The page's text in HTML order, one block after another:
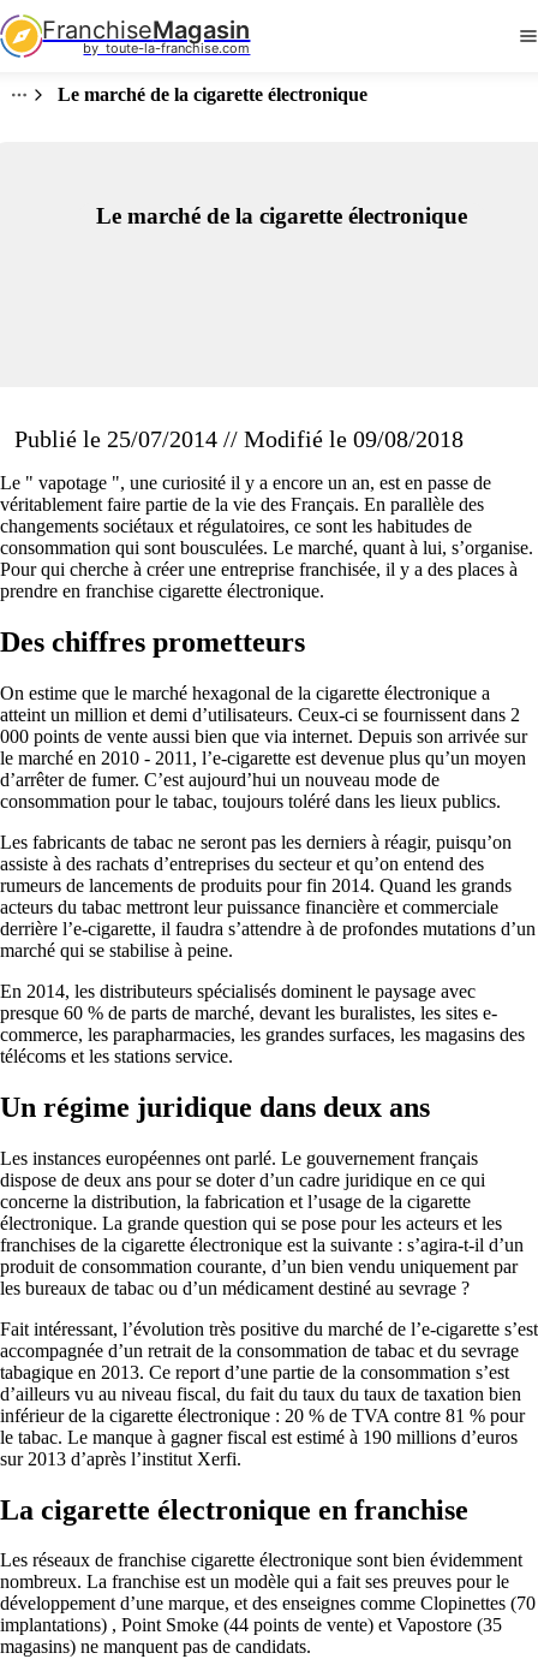
FranchiseMagasin
by  toute-la-franchise.com
Le marché de la cigarette électronique
Le marché de la cigarette électronique
Publié le 25/07/2014 // Modifié le 09/08/2018
Le " vapotage ", une curiosité il y a encore un an, est en passe de
véritablement faire partie de la vie des Français. En parallèle des
changements sociétaux et régulatoires, ce sont les habitudes de
consommation qui sont bousculées. Le marché, quant à lui, s’organise.
Pour qui cherche à créer une entreprise franchisée, il y a des places à
prendre en franchise cigarette électronique.
Des chiffres prometteurs
On estime que le marché hexagonal de la cigarette électronique a
atteint un million et demi d’utilisateurs. Ceux-ci se fournissent dans 2
000 points de vente aussi bien que via internet. Depuis son arrivée sur
le marché en 2010 - 2011, l’e-cigarette est devenue plus qu’un moyen
d’arrêter de fumer. C’est aujourd’hui un nouveau mode de
consommation pour le tabac, toujours toléré dans les lieux publics.
Les fabricants de tabac ne seront pas les derniers à réagir, puisqu’on
assiste à des rachats d’entreprises du secteur et qu’on entend des
rumeurs de lancements de produits pour fin 2014. Quand les grands
acteurs du tabac mettront leur puissance financière et commerciale
derrière l’e-cigarette, il faudra s’attendre à de profondes mutations d’un
marché qui se stabilise à peine.
En 2014, les distributeurs spécialisés dominent le paysage avec
presque 60 % de parts de marché, devant les buralistes, les sites e-
commerce, les parapharmacies, les grandes surfaces, les magasins des
télécoms et les stations service.
Un régime juridique dans deux ans
Les instances européennes ont parlé. Le gouvernement français
dispose de deux ans pour se doter d’un cadre juridique en ce qui
concerne la distribution, la fabrication et l’usage de la cigarette
électronique. La grande question qui se pose pour les acteurs et les
franchises de la cigarette électronique est la suivante : s’agira-t-il d’un
produit de consommation courante, d’un bien vendu uniquement par
les bureaux de tabac ou d’un médicament destiné au sevrage ?
Fait intéressant, l’évolution très positive du marché de l’e-cigarette s’est
accompagnée d’un retrait de la consommation de tabac et du sevrage
tabagique en 2013. Ce report d’une partie de la consommation s’est
d’ailleurs vu au niveau fiscal, du fait du taux du taux de taxation bien
inférieur de la cigarette électronique : 20 % de TVA contre 81 % pour
le tabac. Le manque à gagner fiscal est estimé à 190 millions d’euros
sur 2013 d’après l’institut Xerfi.
La cigarette électronique en franchise
Les réseaux de franchise cigarette électronique sont bien évidemment
nombreux. La franchise est un modèle qui a fait ses preuves pour le
développement d’une marque, et des enseignes comme Clopinettes (70
implantations) , Point Smoke (44 points de vente) et Vapostore (35
magasins) ne manquent pas de candidats.